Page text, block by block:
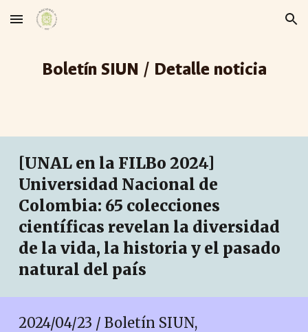
Skip to main content Skip to navigation
Boletín SIUN / Detalle noticia
[UNAL en la FILBo 2024]
Universidad Nacional de
Colombia: 65 colecciones
científicas revelan la diversidad
de la vida, la historia y el pasado
natural del país
2024/04/23 / Boletín SIUN,